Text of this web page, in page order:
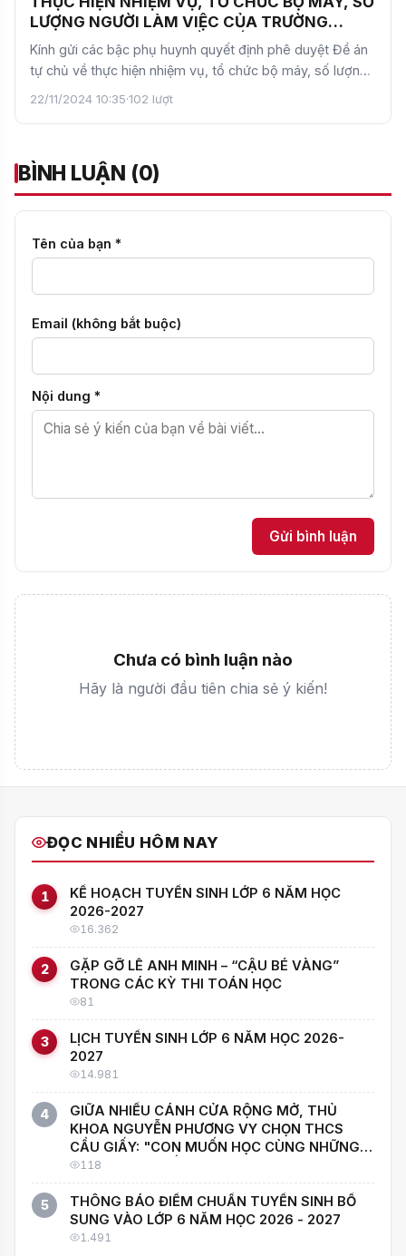
LƯỢNG NGƯỜI LÀM VIỆC CỦA TRƯỜNG
TRUNG HỌC CƠ SỞ CẦU GIẤY
Kính gửi các bậc phụ huynh quyết định phê duyệt Đề án
tự chủ về thực hiện nhiệm vụ, tổ chức bộ máy, số lượng
n…
22/11/2024 10:35·102 lượt
BÌNH LUẬN (0)
Tên của bạn *
Email (không bắt buộc)
Nội dung *
Gửi bình luận
Chưa có bình luận nào
Hãy là người đầu tiên chia sẻ ý kiến!
ĐỌC NHIỀU HÔM NAY
1
KẾ HOẠCH TUYỂN SINH LỚP 6 NĂM HỌC
2026-2027
16.362
2
GẶP GỠ LÊ ANH MINH – “CẬU BÉ VÀNG”
TRONG CÁC KỲ THI TOÁN HỌC
81
3
LỊCH TUYỂN SINH LỚP 6 NĂM HỌC 2026-
2027
14.981
4
GIỮA NHIỀU CÁNH CỬA RỘNG MỞ, THỦ
KHOA NGUYỄN PHƯƠNG VY CHỌN THCS
CẦU GIẤY: "CON MUỐN HỌC CÙNG NHỮNG
NGƯỜI GIỎI NHẤT!"
118
5
THÔNG BÁO ĐIỂM CHUẨN TUYỂN SINH BỔ
SUNG VÀO LỚP 6 NĂM HỌC 2026 - 2027
1.491